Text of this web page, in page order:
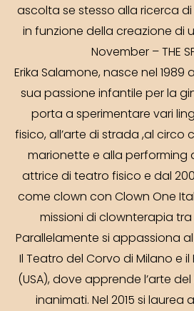
ascolta se stesso alla ricerca
in funzione della creazione di
November – THE
Erika Salamone, nasce nel 1989
sua passione infantile per la
porta a sperimentare vari
fisico, all’arte di strada ,al
marionette e alla performing
attrice di teatro fisico e dal
come clown con Clown One
missioni di clownterapia tra
Parallelamente si appassiona
Il Teatro del Corvo di Milano e
(USA), dove apprende l’arte
inanimati. Nel 2015 si laurea